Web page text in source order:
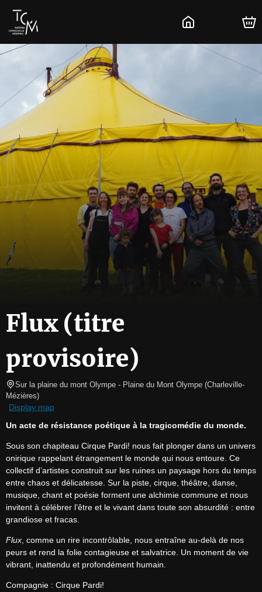
Flux (titre
provisoire)
Sur la plaine du mont Olympe - Plaine du Mont Olympe (Charleville-
Mézières)
Display map
Un acte de résistance poétique à la tragicomédie du monde.
Sous son chapiteau Cirque Pardi! nous fait plonger dans un univers
onirique rappelant étrangement le monde qui nous entoure. Ce
collectif d’artistes construit sur les ruines un paysage hors du temps
entre chaos et délicatesse. Sur la piste, cirque, théâtre, danse,
musique, chant et poésie forment une alchimie commune et nous
invitent à célébrer l’être et le vivant dans toute son absurdité : entre
grandiose et fracas.
Flux , comme un rire incontrôlable, nous entraîne au-delà de nos
peurs et rend la folie contagieuse et salvatrice. Un moment de vie
vibrant, inattendu et profondément humain.
Compagnie : Cirque Pardi!